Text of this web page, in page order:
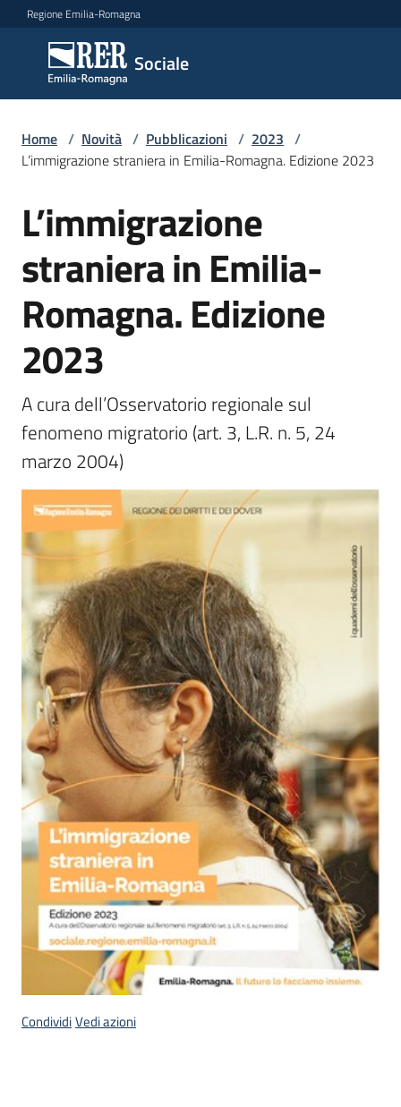
Vai al contenuto
Vai alla navigazione
Vai al footer
Regione Emilia-Romagna
Sociale
Sociale
Argomenti
Novità
Servizi
Leggi
Atti
Bandi
Piani
Programmi
Progetti
Seguici
su
Home / Novità / Pubblicazioni / 2023 /
L’immigrazione straniera in Emilia-Romagna. Edizione 2023
Salta al contenuto
L’immigrazione
straniera in Emilia-
Romagna. Edizione
2023
A cura dell’Osservatorio regionale sul
fenomeno migratorio (art. 3, L.R. n. 5, 24
marzo 2004)
CondividiVedi azioni